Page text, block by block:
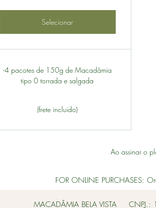
Selecionar
-4 pacotes de 150g de Macadâmia
tipo 0 torrada e salgada
(frete incluido)
Ao assinar o
FOR ONLINE PURCHASES:
MACADÂMIA BELA VISTA